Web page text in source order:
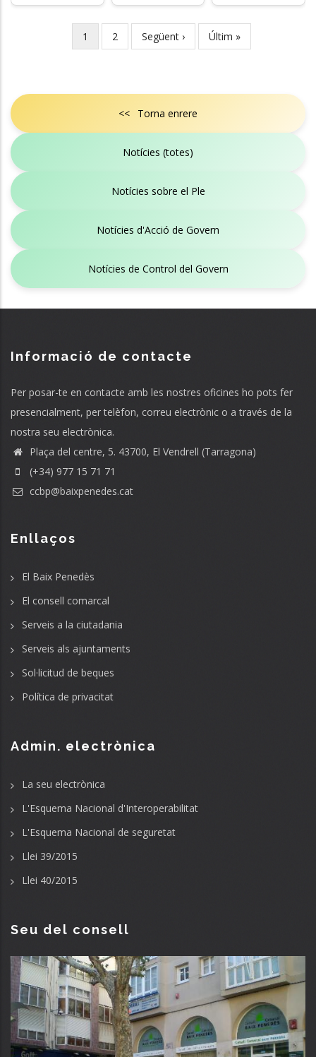
PaginationCurrent
1 Page
2
Next
Següent ›
Last
Últim »
<< Torna enrere
Notícies (totes)
Notícies sobre el Ple
Notícies d'Acció de Govern
Notícies de Control del Govern
Informació de contacte
Per posar-te en contacte amb les nostres oficines ho pots fer
presencialment, per telèfon, correu electrònic o a través de la
nostra seu electrònica.
Plaça del centre, 5. 43700, El Vendrell (Tarragona)
(+34) 977 15 71 71
ccbp@baixpenedes.cat
Enllaços
El Baix Penedès
El consell comarcal
Serveis a la ciutadania
Serveis als ajuntaments
Sol·licitud de beques
Política de privacitat
Admin. electrònica
La seu electrònica
L'Esquema Nacional d'Interoperabilitat
L'Esquema Nacional de seguretat
Llei 39/2015
Llei 40/2015
Seu del consell